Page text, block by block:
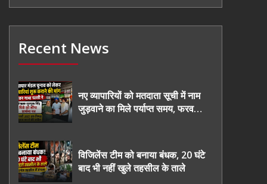
Recent News
नए व्यापारियों को मतदाता सूची में नाम
जुड़वाने का मिले पर्याप्त समय, फरवरी
विजिलेंस टीम को बनाया बंधक, 20 घंटे
बाद भी नहीं खुले तहसील के ताले